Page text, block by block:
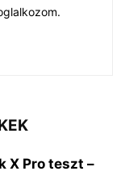
X Pro teszt –